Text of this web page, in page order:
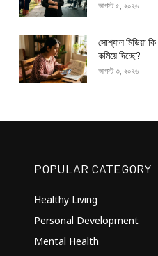
আগস্ট ৫, ২০২৬
সোশ্যাল মিডিয়া
কমিয়ে দিচ্ছে?
আগস্ট ৩, ২০২৬
POPULAR CATEGORY
Healthy Living
Personal Development
Mental Health